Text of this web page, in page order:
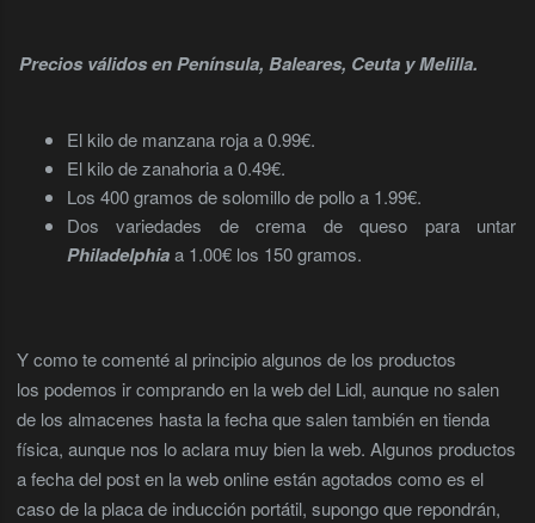
Precios válidos en Península, Baleares, Ceuta y Melilla.
El kilo de manzana roja a 0.99€.
El kilo de zanahoria a 0.49€.
Los 400 gramos de solomillo de pollo a 1.99€.
Dos variedades de crema de queso para untar
Philadelphiaa 1.00€ los 150 gramos.
Y como te comenté al principio algunos de los productos
los podemos ir comprando en la web del Lidl, aunque no salen
de los almacenes hasta la fecha que salen también en tienda
física, aunque nos lo aclara muy bien la web. Algunos productos
a fecha del post en la web online están agotados como es el
caso de la placa de inducción portátil, supongo que repondrán,